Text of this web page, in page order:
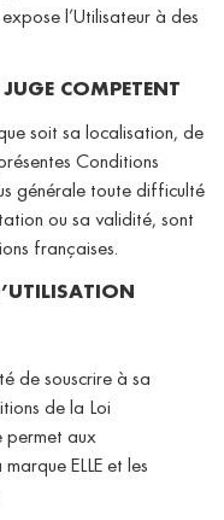
l’Utilisateur à des
COMPETENT
soit sa localisation, de
Conditions
générale toute difficulté
ou sa validité, sont
françaises.
de souscrire à sa
de la Loi
permet aux
ELLE et les